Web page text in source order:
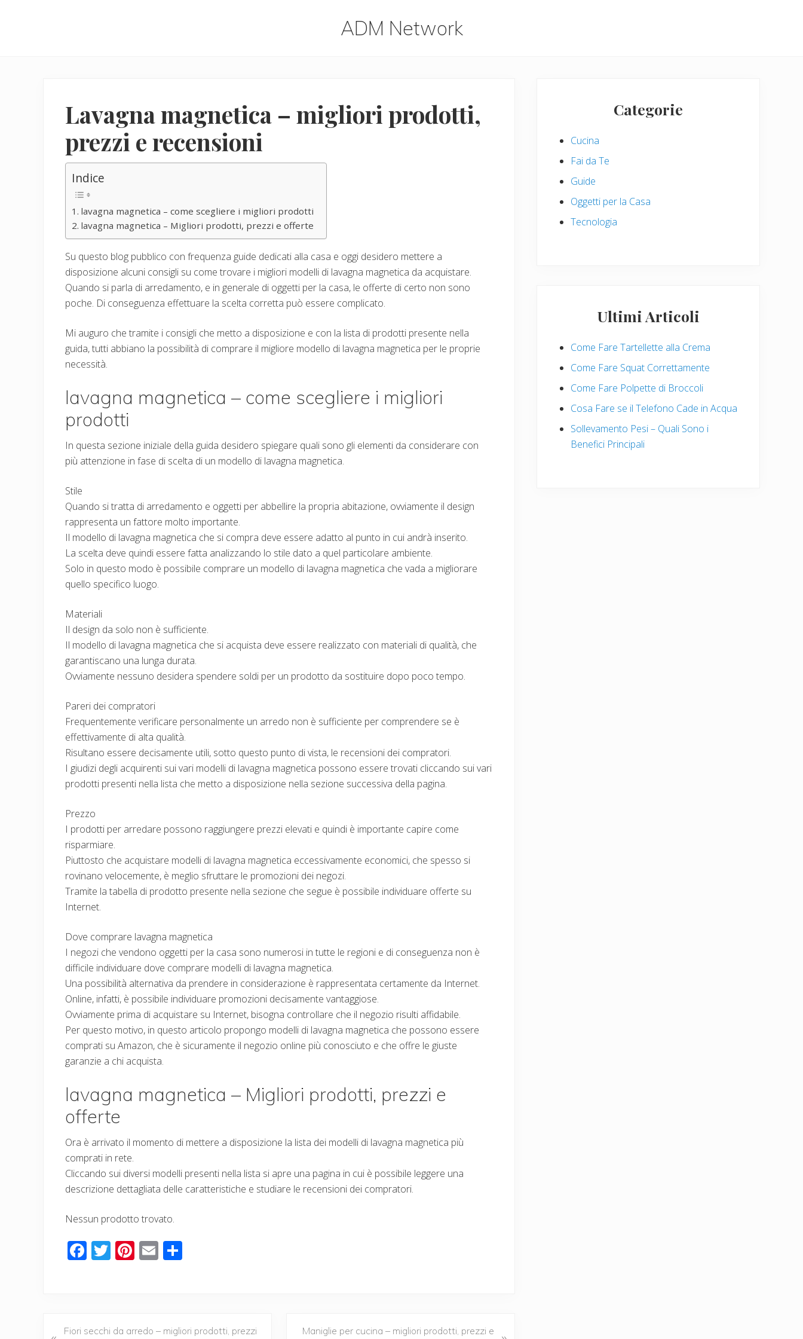
ADM Network
Lavagna magnetica – migliori prodotti,
prezzi e recensioni
Indice
lavagna magnetica – come scegliere i migliori prodotti
lavagna magnetica – Migliori prodotti, prezzi e offerte
Su questo blog pubblico con frequenza guide dedicati alla casa e oggi desidero mettere a
disposizione alcuni consigli su come trovare i migliori modelli di lavagna magnetica da acquistare.
Quando si parla di arredamento, e in generale di oggetti per la casa, le offerte di certo non sono
poche. Di conseguenza effettuare la scelta corretta può essere complicato.
Mi auguro che tramite i consigli che metto a disposizione e con la lista di prodotti presente nella
guida, tutti abbiano la possibilità di comprare il migliore modello di lavagna magnetica per le proprie
necessità.
lavagna magnetica – come scegliere i migliori
prodotti
In questa sezione iniziale della guida desidero spiegare quali sono gli elementi da considerare con
più attenzione in fase di scelta di un modello di lavagna magnetica.
Stile
Quando si tratta di arredamento e oggetti per abbellire la propria abitazione, ovviamente il design
rappresenta un fattore molto importante.
Il modello di lavagna magnetica che si compra deve essere adatto al punto in cui andrà inserito.
La scelta deve quindi essere fatta analizzando lo stile dato a quel particolare ambiente.
Solo in questo modo è possibile comprare un modello di lavagna magnetica che vada a migliorare
quello specifico luogo.
Materiali
Il design da solo non è sufficiente.
Il modello di lavagna magnetica che si acquista deve essere realizzato con materiali di qualità, che
garantiscano una lunga durata.
Ovviamente nessuno desidera spendere soldi per un prodotto da sostituire dopo poco tempo.
Pareri dei compratori
Frequentemente verificare personalmente un arredo non è sufficiente per comprendere se è
effettivamente di alta qualità.
Risultano essere decisamente utili, sotto questo punto di vista, le recensioni dei compratori.
I giudizi degli acquirenti sui vari modelli di lavagna magnetica possono essere trovati cliccando sui vari
prodotti presenti nella lista che metto a disposizione nella sezione successiva della pagina.
Prezzo
I prodotti per arredare possono raggiungere prezzi elevati e quindi è importante capire come
risparmiare.
Piuttosto che acquistare modelli di lavagna magnetica eccessivamente economici, che spesso si
rovinano velocemente, è meglio sfruttare le promozioni dei negozi.
Tramite la tabella di prodotto presente nella sezione che segue è possibile individuare offerte su
Internet.
Dove comprare lavagna magnetica
I negozi che vendono oggetti per la casa sono numerosi in tutte le regioni e di conseguenza non è
difficile individuare dove comprare modelli di lavagna magnetica.
Una possibilità alternativa da prendere in considerazione è rappresentata certamente da Internet.
Online, infatti, è possibile individuare promozioni decisamente vantaggiose.
Ovviamente prima di acquistare su Internet, bisogna controllare che il negozio risulti affidabile.
Per questo motivo, in questo articolo propongo modelli di lavagna magnetica che possono essere
comprati su Amazon, che è sicuramente il negozio online più conosciuto e che offre le giuste
garanzie a chi acquista.
lavagna magnetica – Migliori prodotti, prezzi e
offerte
Ora è arrivato il momento di mettere a disposizione la lista dei modelli di lavagna magnetica più
comprati in rete.
Cliccando sui diversi modelli presenti nella lista si apre una pagina in cui è possibile leggere una
descrizione dettagliata delle caratteristiche e studiare le recensioni dei compratori.
Nessun prodotto trovato.
F
o
T Pi
st
E
vi
Fiori secchi da arredo – migliori prodotti, prezzi Maniglie per cucina – migliori prodotti, prezzi e
Categorie
Cucina
Fai da Te
Guide
Oggetti per la Casa
Tecnologia
Ultimi Articoli
Come Fare Tartellette alla Crema
Come Fare Squat Correttamente
Come Fare Polpette di Broccoli
Cosa Fare se il Telefono Cade in Acqua
Sollevamento Pesi – Quali Sono i
Benefici Principali